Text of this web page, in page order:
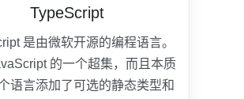
TypeScript
是由微软开源的编程语言。
的一个超集，而且本质
语言添加了可选的静态类型和